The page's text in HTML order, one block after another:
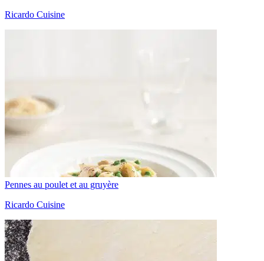
Ricardo Cuisine
Pennes au poulet et au gruyère
Ricardo Cuisine